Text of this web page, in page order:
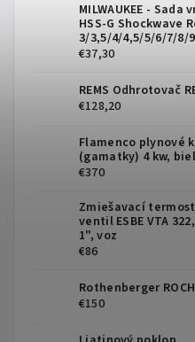
MILWAUKEE - Sada
HSS-G Shockwave
3/3,5/4/4,5/5/6/7/8/
€37,30
REMS Odhrotovač
€128,20
Flamenco plynové
(gamatky) 4 kw,
€370
Zmiešavací
ventil ESBE VTA
1", voz
€86
Rothenberger
€150